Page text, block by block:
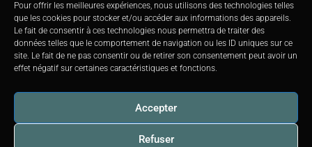
Pour offrir les meilleures expériences, nous utilisons des technologies telles
que les cookies pour stocker et/ou accéder aux informations des appareils.
Le fait de consentir à ces technologies nous permettra de traiter des
données telles que le comportement de navigation ou les ID uniques sur ce
site. Le fait de ne pas consentir ou de retirer son consentement peut avoir un
effet négatif sur certaines caractéristiques et fonctions.
Accepter
Refuser
IPI 510.425 – IPI 509.754 – IPI 512.791 – IPI : 520.171
IPI 519.992 (stagiaire)
Soumis au
code de déontologie IPI : http://ipi.be
Instance de
contrôle : IPI –Rue du Luxembourg 16B 1000 Bruxelles –